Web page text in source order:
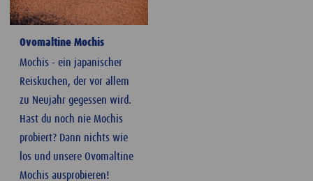
Ovomaltine Mochis
Mochis - ein japanischer
Reiskuchen, der vor allem
zu Neujahr gegessen wird.
Hast du noch nie Mochis
probiert? Dann nichts wie
los und unsere Ovomaltine
Mochis ausprobieren!